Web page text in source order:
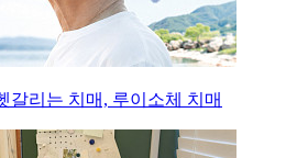
갈리는 치매, 루이소체 치매